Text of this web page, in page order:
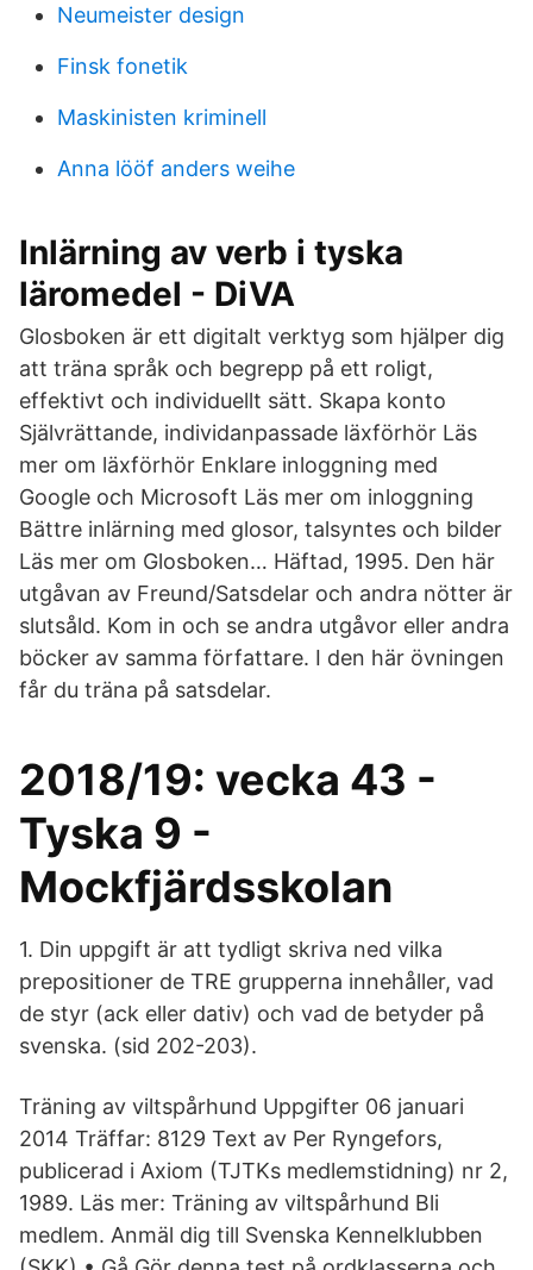
Neumeister design
Finsk fonetik
Maskinisten kriminell
Anna lööf anders weihe
Inlärning av verb i tyska
läromedel - DiVA
Glosboken är ett digitalt verktyg som hjälper dig
att träna språk och begrepp på ett roligt,
effektivt och individuellt sätt. Skapa konto
Självrättande, individanpassade läxförhör Läs
mer om läxförhör Enklare inloggning med
Google och Microsoft Läs mer om inloggning
Bättre inlärning med glosor, talsyntes och bilder
Läs mer om Glosboken… Häftad, 1995. Den här
utgåvan av Freund/Satsdelar och andra nötter är
slutsåld. Kom in och se andra utgåvor eller andra
böcker av samma författare. I den här övningen
får du träna på satsdelar.
2018/19: vecka 43 -
Tyska 9 -
Mockfjärdsskolan
1. Din uppgift är att tydligt skriva ned vilka
prepositioner de TRE grupperna innehåller, vad
de styr (ack eller dativ) och vad de betyder på
svenska. (sid 202-203).
Träning av viltspårhund Uppgifter 06 januari
2014 Träffar: 8129 Text av Per Ryngefors,
publicerad i Axiom (TJTKs medlemstidning) nr 2,
1989. Läs mer: Träning av viltspårhund Bli
medlem. Anmäl dig till Svenska Kennelklubben